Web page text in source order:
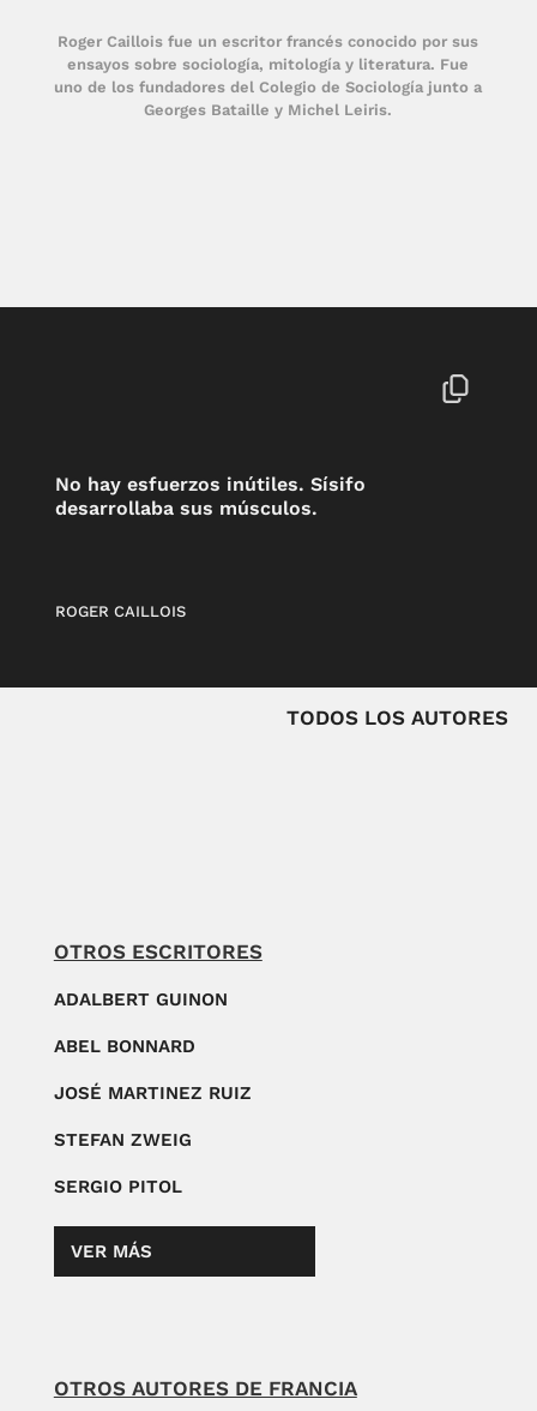
Roger Caillois fue un escritor francés conocido por sus
ensayos sobre sociología, mitología y literatura. Fue
uno de los fundadores del Colegio de Sociología junto a
Georges Bataille y Michel Leiris.
No hay esfuerzos inútiles. Sísifo
desarrollaba sus músculos.
ROGER CAILLOIS
TODOS LOS AUTORES
OTROS ESCRITORES
ADALBERT GUINON
ABEL BONNARD
JOSÉ MARTINEZ RUIZ
STEFAN ZWEIG
SERGIO PITOL
VER MÁS
OTROS AUTORES DE FRANCIA